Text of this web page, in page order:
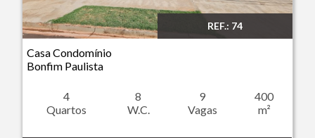
Imóvel: Casa Condomínio - Bonfim Paulista - Ribeirão Preto REF.: 74
Casa Condomínio
Bonfim Paulista
4
Quartos
8
W.C.
9
Vagas
400
m²